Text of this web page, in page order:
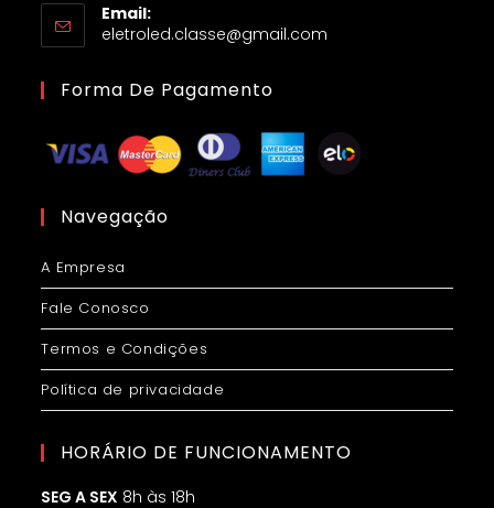
Email:
eletroled.classe@gmail.com
Forma De Pagamento
Navegação
A Empresa
Fale Conosco
Termos e Condições
Política de privacidade
HORÁRIO DE FUNCIONAMENTO
SEG A SEX 8h às 18h